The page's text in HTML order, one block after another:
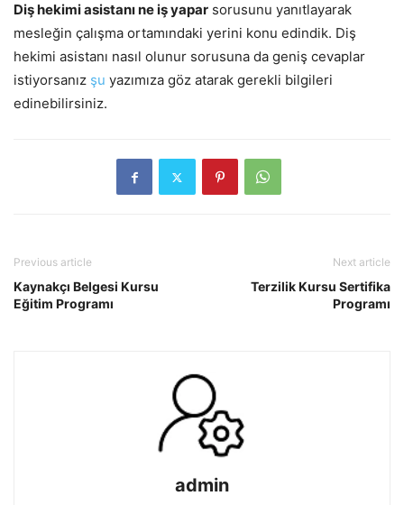
Diş hekimi asistanı ne iş yapar sorusunu yanıtlayarak
mesleğin çalışma ortamındaki yerini konu edindik. Diş
hekimi asistanı nasıl olunur sorusuna da geniş cevaplar
istiyorsanız şu yazımıza göz atarak gerekli bilgileri
edinebilirsiniz.
Previous article
Kaynakçı Belgesi Kursu
Eğitim Programı
Next article
Terzilik Kursu Sertifika
Programı
admin